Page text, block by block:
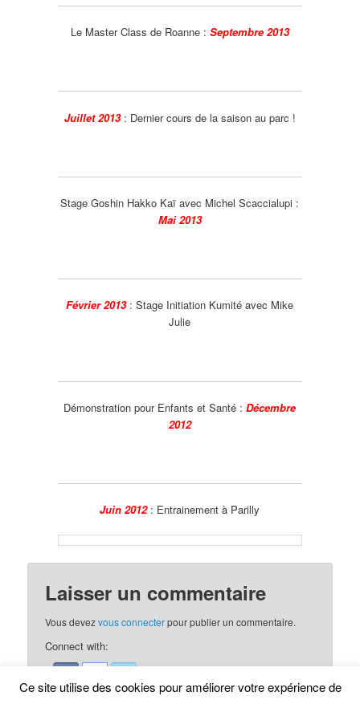
Le Master Class de Roanne: Septembre 2013
Juillet 2013: Dernier cours de la saison au parc !
Stage Goshin Hakko Kaï avec Michel Scaccialupi :
Mai 2013
Février 2013: Stage Initiation Kumité avec Mike
Julie
Démonstration pour Enfants et Santé :Décembre
2012
Juin 2012: Entrainement à Parilly
Laisser un commentaire
Vous devezvous connecterpour publier un commentaire.
Connect with:
Ce site utilise des cookies pour améliorer votre expérience de